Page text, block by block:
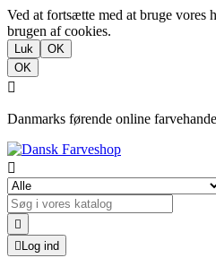
Ved at fortsætte med at bruge vores
brugen af cookies.
Luk
OK
OK

Danmarks førende online


 Log ind